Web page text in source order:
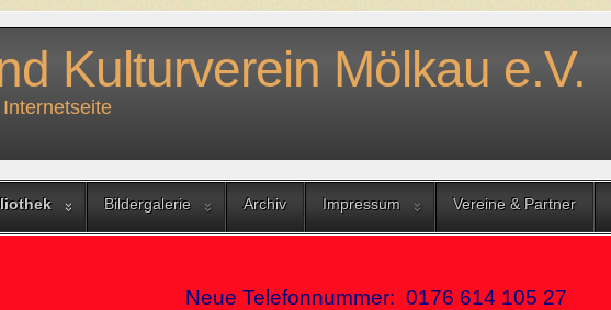
Kulturverein Mölkau e.V.
Bildergalerie Archiv Impressum Vereine & Partner
Neue Telefonnummer: 0176 614 105 27